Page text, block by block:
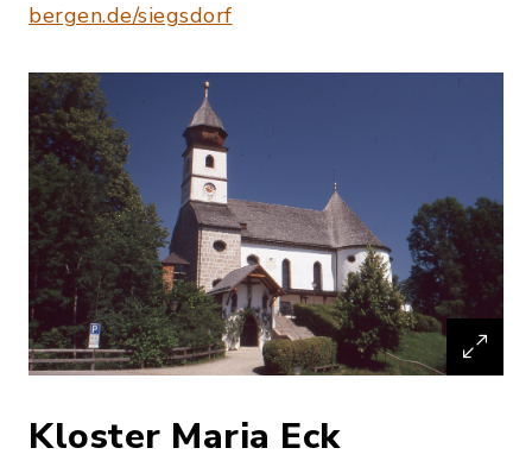
bergen.de/siegsdorf
Kloster Maria Eck